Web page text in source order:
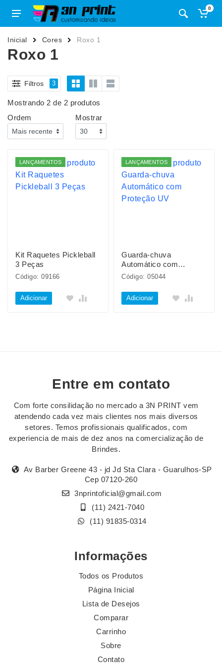
0
Inicial Cores Roxo 1
Roxo 1
Filtros 3
Mostrando 2 de 2 produtos
Ordem
Mostrar
LANÇAMENTOS
Kit Raquetes Pickleball
3 Peças
Código: 09166
Adicionar
LANÇAMENTOS
Guarda-chuva
Automático com
Proteção UV
Código: 05044
Adicionar
Entre em contato
Com forte consilidação no mercado a 3N PRINT vem
atendendo cada vez mais clientes nos mais diversos
setores. Temos profissionais qualificados, com
experiencia de mais de dez anos na comercialização de
Brindes.
Av Barber Greene 43 - jd Jd Sta Clara - Guarulhos-SP
Cep 07120-260
3nprintoficial@gmail.com
(11) 2421-7040
(11) 91835-0314
Informações
Todos os Produtos
Página Inicial
Lista de Desejos
Comparar
Carrinho
Sobre
Contato